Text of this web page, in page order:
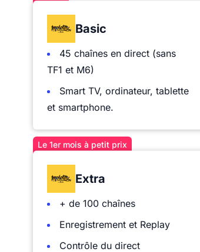
Basic
45 chaînes en direct (sans
TF1 et M6)
Smart TV, ordinateur, tablette
et smartphone.
Le 1er mois à petit prix
Extra
+ de 100 chaînes
Enregistrement et Replay
Contrôle du direct